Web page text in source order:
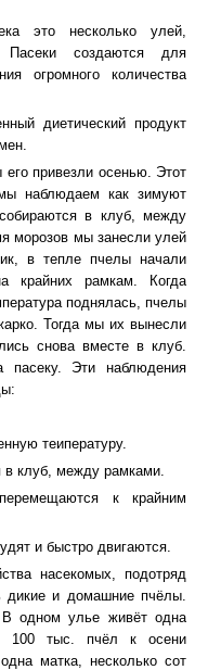
это несколько улей,
создаются для
огромного количества
диетический продукт
привезли осенью. Этот
наблюдаем как зимуют
в клуб, между
морозов мы занесли улей
в тепле пчелы начали
крайних рамкам. Когда
поднялась, пчелы
Тогда мы их вынесли
снова вместе в клуб.
Эти наблюдения
теипературу.
в клуб, между рамками.
к крайним
и быстро двигаются.
насекомых, подотряд
дикие и домашние пчёлы.
одном улье живёт одна
100 тыс. пчёл к осени
матка, несколько сот